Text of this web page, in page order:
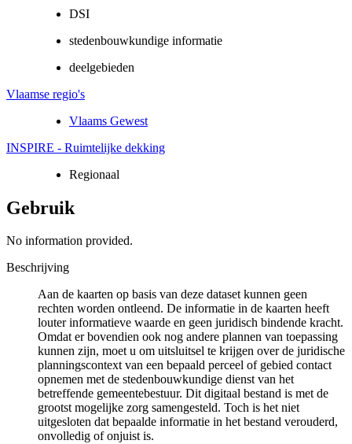
DSI
stedenbouwkundige informatie
deelgebieden
Vlaamse regio's
Vlaams Gewest
INSPIRE - Ruimtelijke dekking
Regionaal
Gebruik
No information provided.
Beschrijving
Aan de kaarten op basis van deze dataset kunnen geen
rechten worden ontleend. De informatie in de kaarten heeft
louter informatieve waarde en geen juridisch bindende kracht.
Omdat er bovendien ook nog andere plannen van toepassing
kunnen zijn, moet u om uitsluitsel te krijgen over de juridische
planningscontext van een bepaald perceel of gebied contact
opnemen met de stedenbouwkundige dienst van het
betreffende gemeentebestuur. Dit digitaal bestand is met de
grootst mogelijke zorg samengesteld. Toch is het niet
uitgesloten dat bepaalde informatie in het bestand verouderd,
onvolledig of onjuist is.